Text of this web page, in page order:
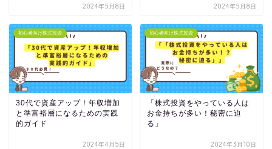
2024年5月8日 2024年5月8日
初心者向け株式投資
30代で資産アップ！年収増加
と準富裕層になるための実践
的ガイド
2024年4月5日
初心者向け株式投資
「株式投資をやっている人は
お金持ちが多い！秘密に迫
る」
2024年3月10日